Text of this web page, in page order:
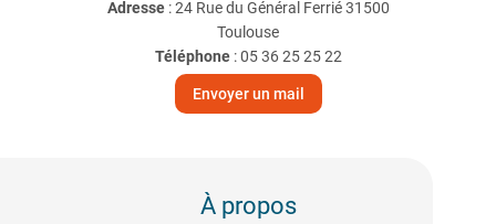
Adresse : 24 Rue du Général Ferrié 31500
Toulouse
Téléphone:05 36 25 25 22
Envoyer un mail
À propos